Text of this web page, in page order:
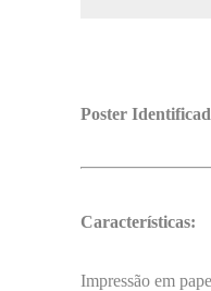
Poster
Características:
Impressão em